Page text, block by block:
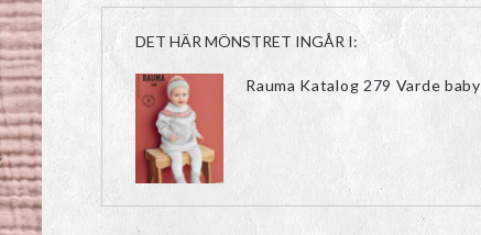
DET HÄR MÖNSTRET INGÅR I:
Rauma Katalog 279 Varde baby